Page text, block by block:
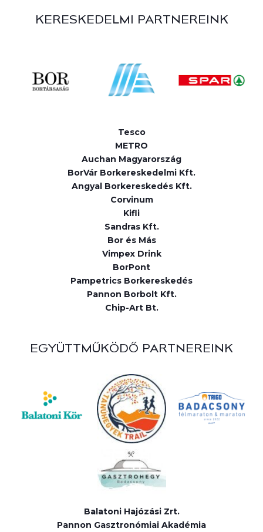
KERESKEDELMI PARTNEREINK
Tesco
METRO
Auchan Magyarország
BorVár Borkereskedelmi Kft.
Angyal Borkereskedés Kft.
Corvinum
Kifli
Sandras Kft.
Bor és Más
Vimpex Drink
BorPont
Pampetrics Borkereskedés
Pannon Borbolt Kft.
Chip-Art Bt.
EGYÜTTMŰKÖDŐ PARTNEREINK
Balatoni Hajózási Zrt.
Pannon Gasztronómiai Akadémia